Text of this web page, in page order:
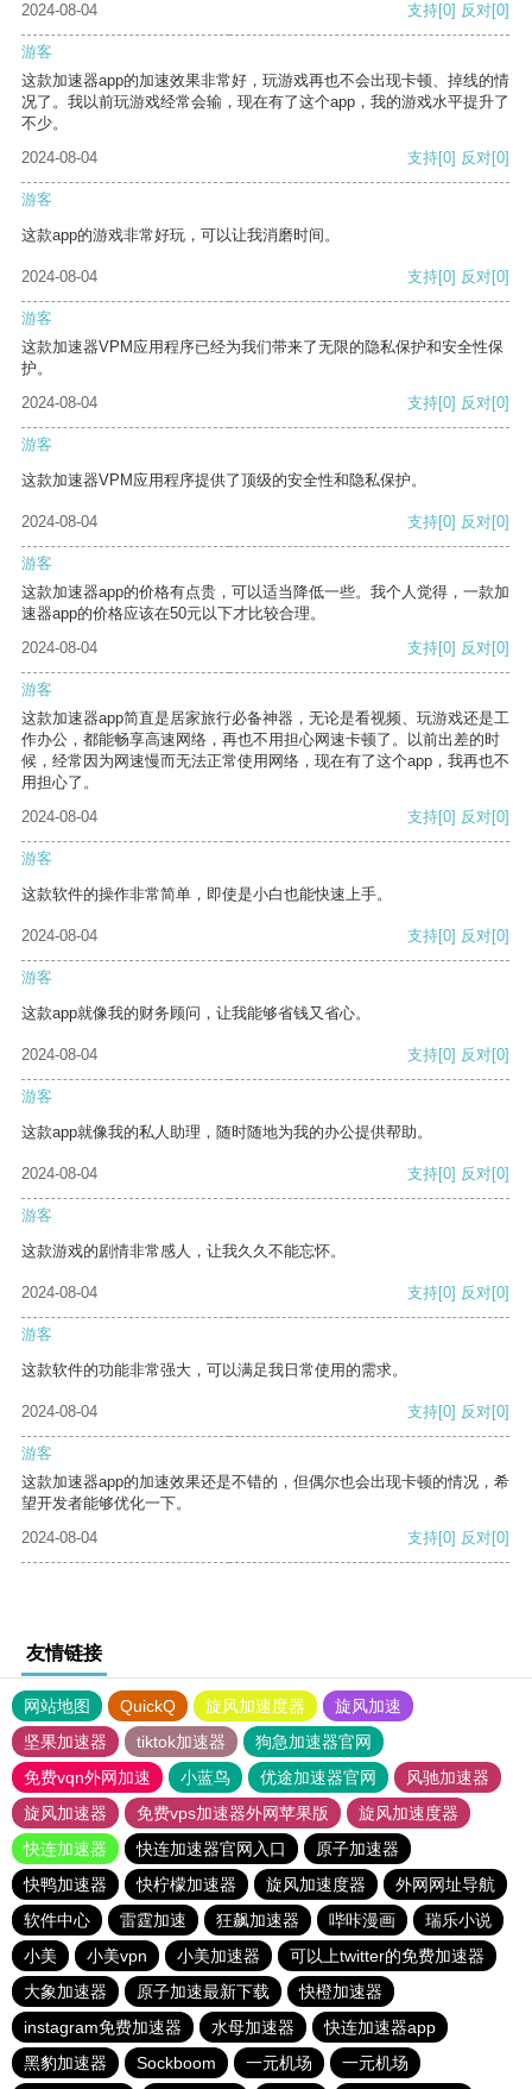
2024-08-04
支持[0] 反对[0]
游客
这款加速器app的加速效果非常好，玩游戏再也不会出现卡顿、掉线的情
况了。我以前玩游戏经常会输，现在有了这个app，我的游戏水平提升了
不少。
2024-08-04
支持[0] 反对[0]
游客
这款app的游戏非常好玩，可以让我消磨时间。
2024-08-04 支持[0] 反对[0]
游客
这款加速器VPM应用程序已经为我们带来了无限的隐私保护和安全性保
护。
2024-08-04
支持[0] 反对[0]
游客
这款加速器VPM应用程序提供了顶级的安全性和隐私保护。
2024-08-04 支持[0] 反对[0]
游客
这款加速器app的价格有点贵，可以适当降低一些。我个人觉得，一款加
速器app的价格应该在50元以下才比较合理。
2024-08-04
支持[0] 反对[0]
游客
这款加速器app简直是居家旅行必备神器，无论是看视频、玩游戏还是工
作办公，都能畅享高速网络，再也不用担心网速卡顿了。以前出差的时
候，经常因为网速慢而无法正常使用网络，现在有了这个app，我再也不
用担心了。
2024-08-04
支持[0] 反对[0]
游客
这款软件的操作非常简单，即使是小白也能快速上手。
2024-08-04 支持[0] 反对[0]
游客
这款app就像我的财务顾问，让我能够省钱又省心。
2024-08-04 支持[0] 反对[0]
游客
这款app就像我的私人助理，随时随地为我的办公提供帮助。
2024-08-04 支持[0] 反对[0]
游客
这款游戏的剧情非常感人，让我久久不能忘怀。
2024-08-04 支持[0] 反对[0]
游客
这款软件的功能非常强大，可以满足我日常使用的需求。
2024-08-04 支持[0] 反对[0]
游客
这款加速器app的加速效果还是不错的，但偶尔也会出现卡顿的情况，希
望开发者能够优化一下。
2024-08-04
支持[0] 反对[0]
友情链接
网站地图 QuickQ 旋风加速度器
旋风加速
坚果加速器
tiktok加速器
狗急加速器官网
免费vqn外网加速
小蓝鸟 优途加速器官网
风驰加速器
旋风加速器
免费vps加速器外网苹果版
旋风加速度器
快连加速器
快连加速器官网入口
原子加速器
快鸭加速器
快柠檬加速器 旋风加速度器
外网网址导航
软件中心
雷霆加速 狂飙加速器 哔咔漫画
瑞乐小说
小美
小美vpn 小美加速器
可以上twitter的免费加速器
大象加速器
原子加速最新下载
快橙加速器
instagram免费加速器
水母加速器
快连加速器app
黑豹加速器
Sockboom 一元机场 一元机场